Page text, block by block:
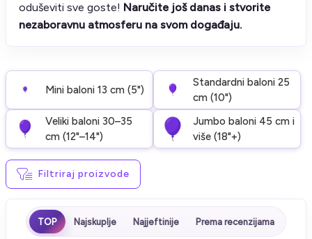
oduševiti sve goste! Naručite još danas i stvorite
nezaboravnu atmosferu na svom događaju.
Mini baloni 13 cm (5")
Standardni baloni 25
cm (10")
Veliki baloni 30–35
cm (12"–14")
Jumbo baloni 45 cm i
više (18"+)
Filtriraj proizvode
TOP Najskuplje Najjeftinije Prema recenzijama